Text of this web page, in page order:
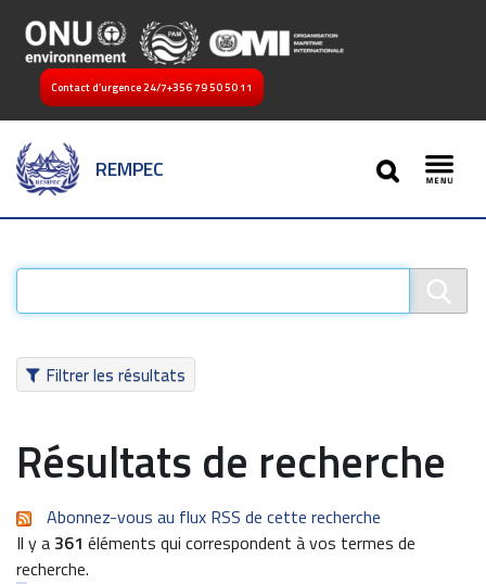
Contact d’urgence 24/7+356 79 50 50 11
REMPEC
SEARCH
Filtrer les résultats
Résultats de recherche
Abonnez-vous au flux RSS de cette recherche
Il y a361 éléments qui correspondent à vos termes de
recherche.